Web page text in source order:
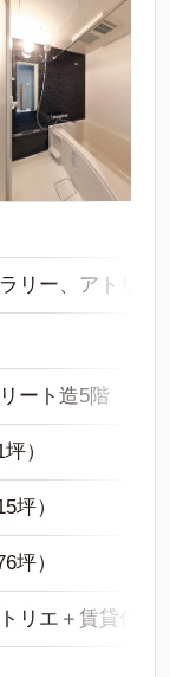
リー、アトリエ
ート造5階
）
坪）
坪）
リエ＋賃貸住宅